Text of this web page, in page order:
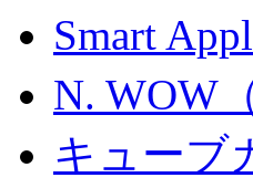
Smart
N. WOW
キュー